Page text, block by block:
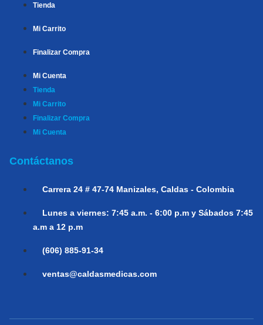
Tienda
Mi Carrito
Finalizar Compra
Mi Cuenta
Tienda
Mi Carrito
Finalizar Compra
Mi Cuenta
Contáctanos
Carrera 24 # 47-74 Manizales, Caldas - Colombia
Lunes a viernes: 7:45 a.m. - 6:00 p.m y Sábados 7:45
a.m a 12 p.m
(606) 885-91-34
ventas@caldasmedicas.com